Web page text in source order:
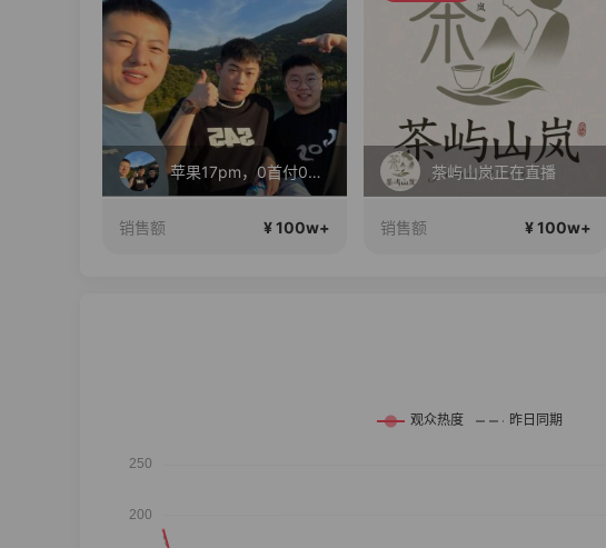
苹果17pm，0首付0利息！
销售额 ¥ 100w+
茶屿山岚正在直播
销售额 ¥ 100w+